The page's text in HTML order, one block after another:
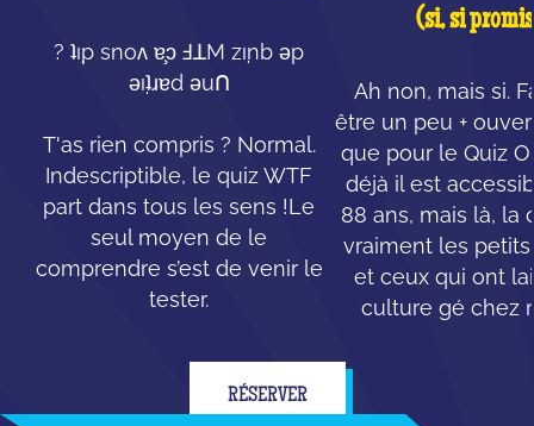
? ʇı̣p snoʌ ɐ̧ɔ ℲꓕM zı̣nb ǝp
ǝı̣ʇɹɐd ǝuꓵ
T'as rien compris ? Normal.
Indescriptible, le quiz WTF
part dans tous les sens !Le
seul moyen de le
comprendre s’est de venir le
tester.
(si, si
Ah non, mais si.
être un peu +
que pour le Quiz
déjà il est
88 ans, mais là, la
vraiment les
et ceux qui ont
culture gé chez
RÉSERVER